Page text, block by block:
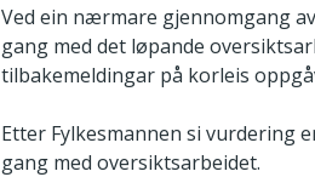
Ved ein nærmare gjennomgang
gang med det løpande
tilbakemeldingar på korleis
Etter Fylkesmannen si vurdering
gang med oversiktsarbeidet.